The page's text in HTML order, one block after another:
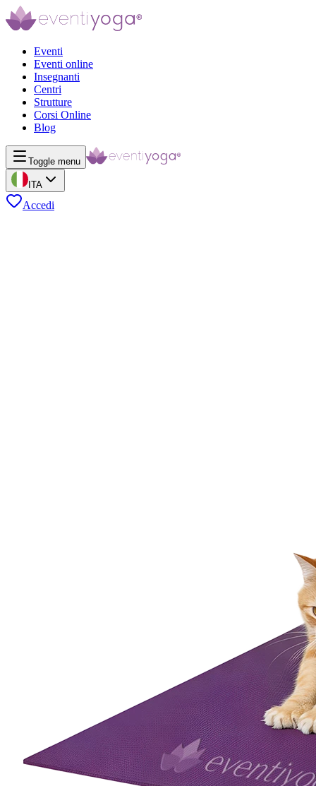
Eventi
Eventi online
Insegnanti
Centri
Strutture
Corsi Online
Blog
Toggle menu
ITA
Accedi